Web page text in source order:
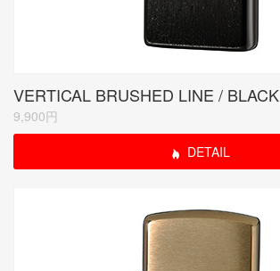
VERTICAL BRUSHED LINE / BLACK
9,900円
DETAIL